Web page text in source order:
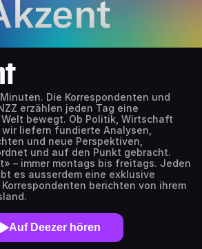
Die Korrespondenten und
erzählen jeden Tag eine
bewegt. Ob Politik, Wirtschaft
liefern fundierte Analysen,
und neue Perspektiven,
und auf den Punkt gebracht.
– immer montags bis freitags. Jeden
es ausserdem eine exklusive
berichten von ihrem
Auf Deezer hören